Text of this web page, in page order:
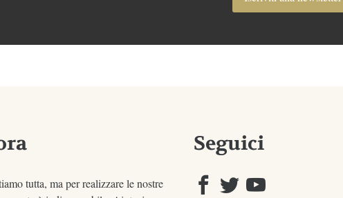
tutta, ma per realizzare le nostre
Seguici